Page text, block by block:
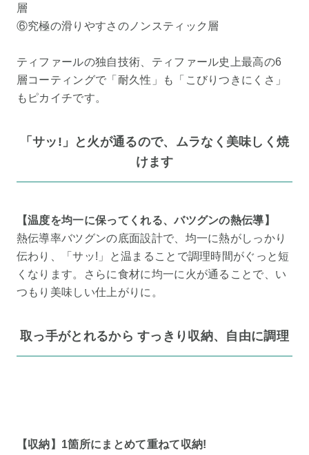
層
⑥究極の滑りやすさのノンスティック層
ティファールの独自技術、ティファール史上最高の6
層コーティングで「耐久性」も「こびりつきにくさ」
もピカイチです。
「サッ!」と火が通るので、ムラなく美味しく焼
けます
【温度を均一に保ってくれる、バツグンの熱伝導】
熱伝導率バツグンの底面設計で、均一に熱がしっかり
伝わり、「サッ!」と温まることで調理時間がぐっと短
くなります。さらに食材に均一に火が通ることで、い
つもり美味しい仕上がりに。
取っ手がとれるから すっきり収納、自由に調理
【収納】1箇所にまとめて重ねて収納!